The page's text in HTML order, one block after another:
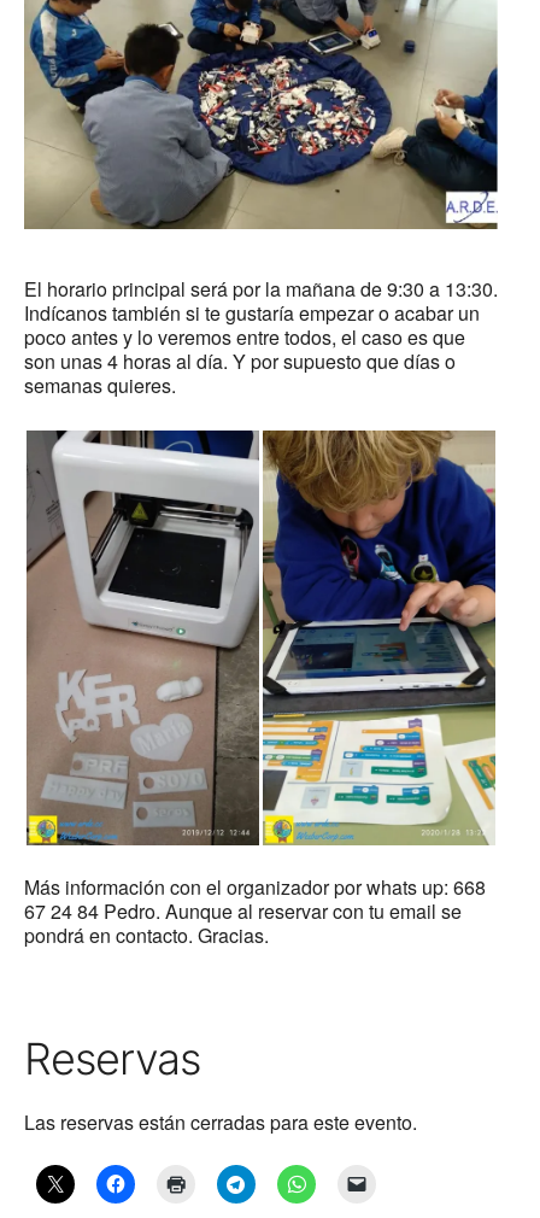
El horario principal será por la mañana de 9:30 a 13:30.
Indícanos también si te gustaría empezar o acabar un
poco antes y lo veremos entre todos, el caso es que
son unas 4 horas al día. Y por supuesto que días o
semanas quieres.
Más información con el organizador por whats up: 668
67 24 84 Pedro. Aunque al reservar con tu email se
pondrá en contacto. Gracias.
Reservas
Las reservas están cerradas para este evento.